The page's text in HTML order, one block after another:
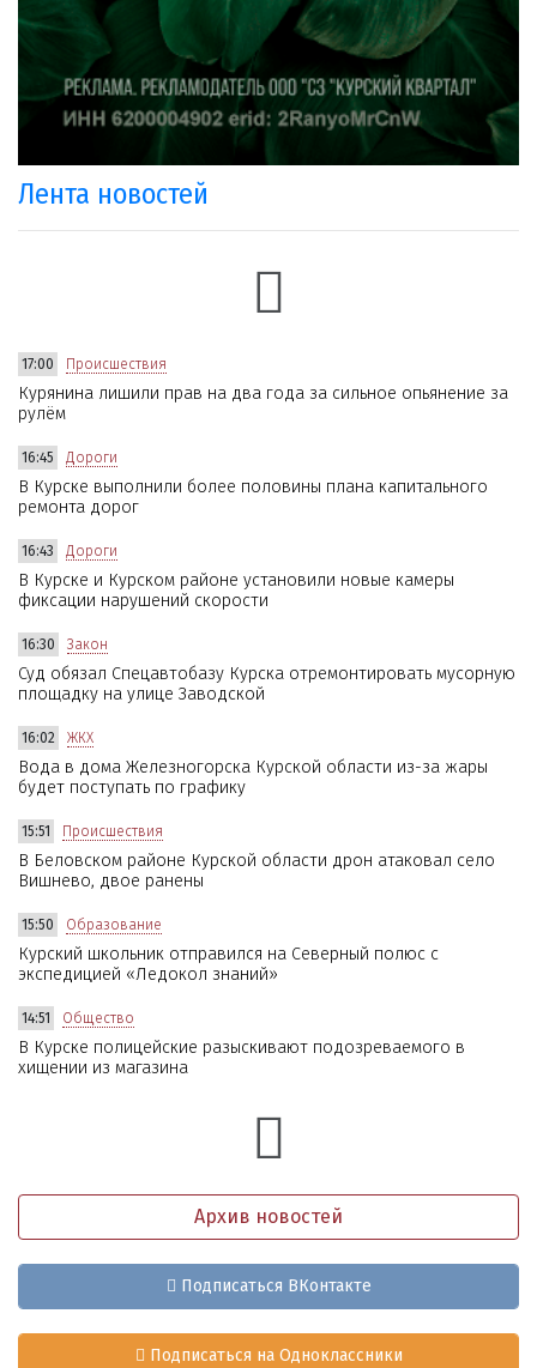
Лента новостей
17:00 Происшествия
Курянина лишили прав на два года за сильное опьянение за
рулём
16:45 Дороги
В Курске выполнили более половины плана капитального
ремонта дорог
16:43 Дороги
В Курске и Курском районе установили новые камеры
фиксации нарушений скорости
16:30 Закон
Суд обязал Спецавтобазу Курска отремонтировать мусорную
площадку на улице Заводской
16:02 ЖКХ
Вода в дома Железногорска Курской области из-за жары
будет поступать по графику
15:51 Происшествия
В Беловском районе Курской области дрон атаковал село
Вишнево, двое ранены
15:50 Образование
Курский школьник отправился на Северный полюс с
экспедицией «Ледокол знаний»
14:51 Общество
В Курске полицейские разыскивают подозреваемого в
хищении из магазина
Архив новостей
Подписаться ВКонтакте
Подписаться на Одноклассники